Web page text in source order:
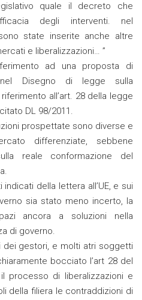
quale il decreto che
degli interventi. nel
state inserite anche altre
e liberalizzazioni… ”
ad una proposta di
nel Disegno di legge sulla
all’art. 28 della legge
DL 98/2011.
prospettate sono diverse e
differenziate, sebbene
reale conformazione del
della lettera all’UE, e sui
sia stato meno incerto, la
ancora a soluzioni nella
di governo.
gestori, e molti atri soggetti
bocciato l’art 28 del
processo di liberalizzazioni e
della filiera le contraddizioni di